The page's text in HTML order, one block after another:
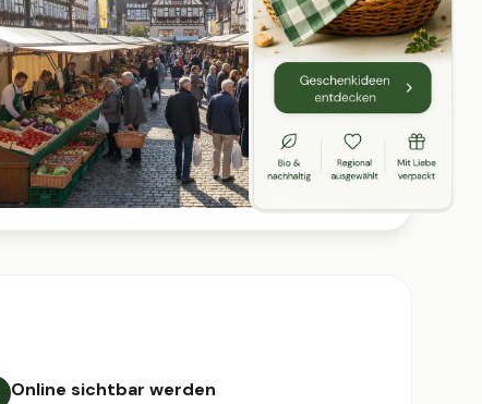
Online sichtbar werden